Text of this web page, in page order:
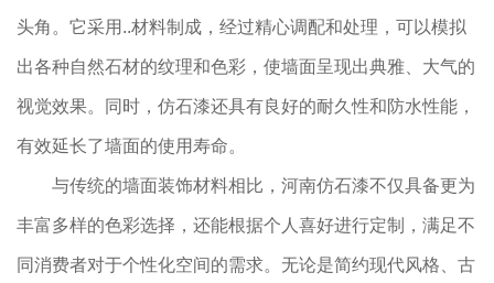
头角。它采用..材料制成，经过精心调配和处理，可以模拟
出各种自然石材的纹理和色彩，使墙面呈现出典雅、大气的
视觉效果。同时，仿石漆还具有良好的耐久性和防水性能，
有效延长了墙面的使用寿命。
与传统的墙面装饰材料相比，河南仿石漆不仅具备更为
丰富多样的色彩选择，还能根据个人喜好进行定制，满足不
同消费者对于个性化空间的需求。无论是简约现代风格、古